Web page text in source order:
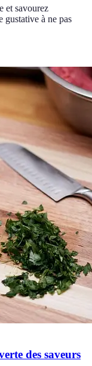
et savourez
gustative à ne pas
des saveurs